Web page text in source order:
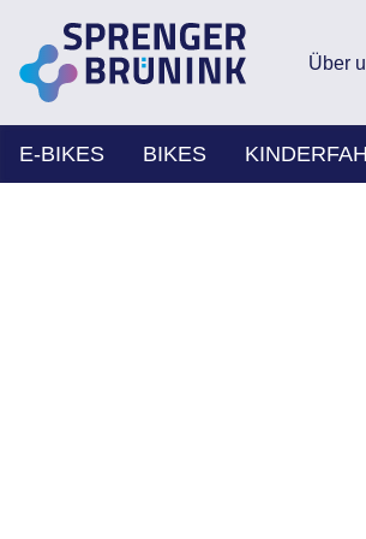
Über
E-BIKES BIKES